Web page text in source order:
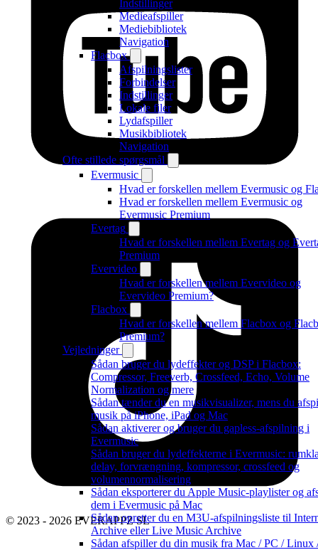
Indstillinger
Medieafspiller
Mediebibliotek
Navigation
Flacbox
Afspilningslister
Forbindelser
Indstillinger
Lokale filer
Lydafspiller
Musikbibliotek
Navigation
Ofte stillede spørgsmål
Evermusic
Hvad er forskellen mellem Evermusic og
Hvad er forskellen mellem Evermusic og
Evermusic Premium
Evertag
Hvad er forskellen mellem Evertag og
Premium
Evervideo
Hvad er forskellen mellem Evervideo og
Evervideo Premium?
Flacbox
Hvad er forskellen mellem Flacbox og
Premium?
Vejledninger
Sådan bruger du lydeffekter og DSP i Flacbox:
Compressor, Freeverb, Crossfeed, Echo, Volume
Normalization og mere
Sådan tænder du en musikvisualizer, mens du
musik på iPhone, iPad og Mac
Sådan aktiverer og bruger du gapless-afspilning i
Evermusic
Sådan bruger du lydeffekterne i Evermusic:
delay, forvrængning, kompressor, crossfeed og
volumennormalisering
Sådan eksporterer du Apple Music-playlister og
dem i Evermusic på Mac
Sådan opretter du en M3U-afspilningsliste til
Archive eller Live Music Archive
Sådan afspiller du din musik fra Mac / PC /
© 2023 - 2026 EVERAPPZ SL